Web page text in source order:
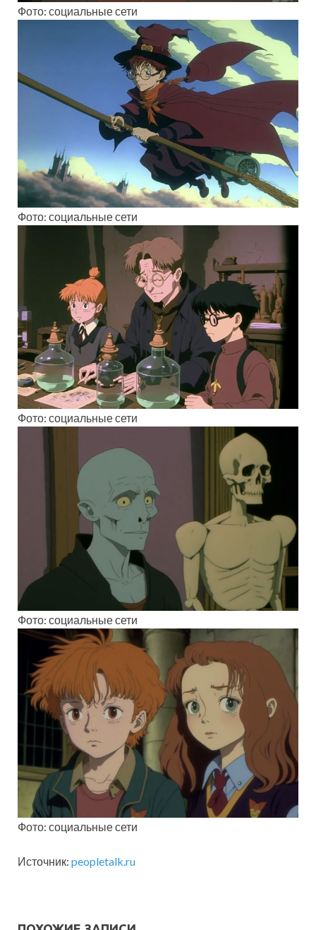
Фото: социальные сети
Фото: социальные сети
Фото: социальные сети
Фото: социальные сети
Фото: социальные сети
Источник: peopletalk.ru